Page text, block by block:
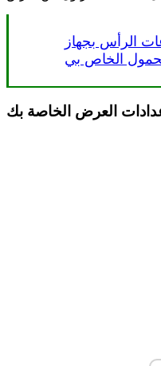
الرأس بجهاز
الخاص بي